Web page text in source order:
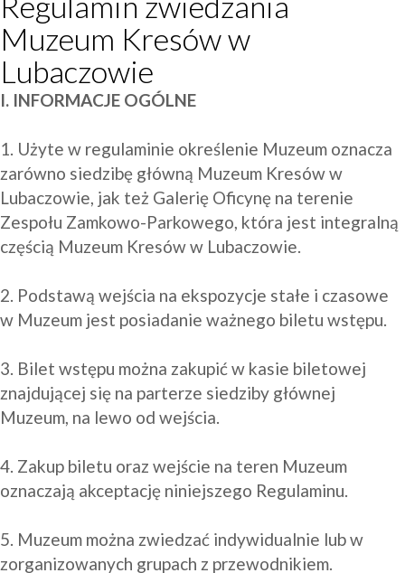
Muzeum Kresów w
Lubaczowie
I. INFORMACJE OGÓLNE
1. Użyte w regulaminie określenie Muzeum oznacza
zarówno siedzibę główną Muzeum Kresów w
Lubaczowie, jak też Galerię Oficynę na terenie
Zespołu Zamkowo-Parkowego, która jest integralną
częścią Muzeum Kresów w Lubaczowie.
2. Podstawą wejścia na ekspozycje stałe i czasowe
w Muzeum jest posiadanie ważnego biletu wstępu.
3. Bilet wstępu można zakupić w kasie biletowej
znajdującej się na parterze siedziby głównej
Muzeum, na lewo od wejścia.
4. Zakup biletu oraz wejście na teren Muzeum
oznaczają akceptację niniejszego Regulaminu.
5. Muzeum można zwiedzać indywidualnie lub w
zorganizowanych grupach z przewodnikiem.